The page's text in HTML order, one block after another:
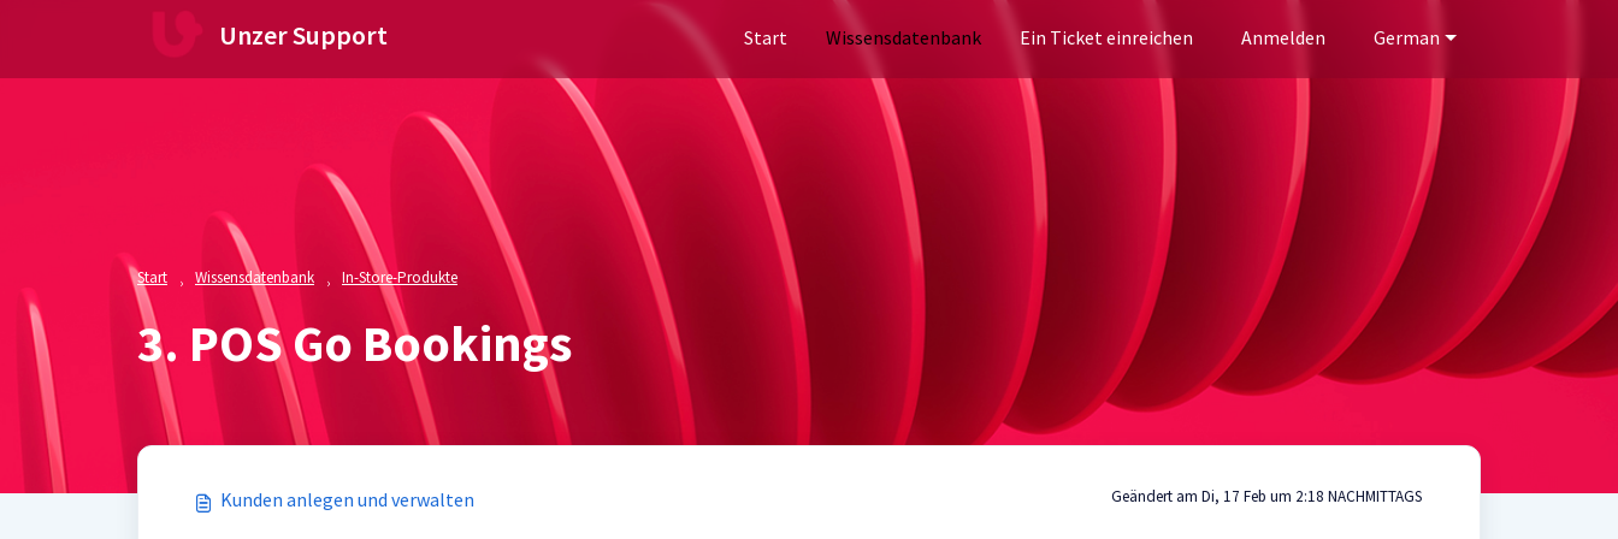
Zum hauptsächlichen Inhalt gehen
Unzer Support Start Wissensdatenbank Ein Ticket einreichen Anmelden German
Start Wissensdatenbank In-Store-Produkte
3. POS Go Bookings
Kunden anlegen und verwalten Geändert am Di, 17 Feb um 2:18 NACHMITTAGS